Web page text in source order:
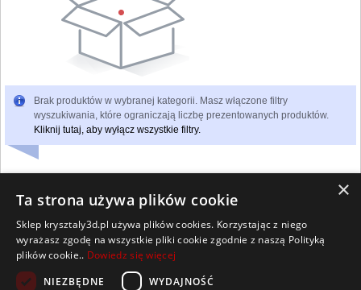
Brak produktów w wybranej kategorii. Masz włączone filtry
wyszukiwania, które ograniczają liczbę prezentowanych produktów.
Kliknij tutaj, aby wyłącz wszystkie filtry.
Wszelkie prawa zastrzeżone
Kontakt Współpraca Regulamin
Pomoc Strona główna
×
Ta strona używa plików cookie
Sklep krysztaly3d.pl używa plików cookies. Korzystając z niego
wyrażasz zgodę na wszystkie pliki cookie zgodnie z naszą Polityką
plików cookie.. Dowiedz się więcej
NIEZBĘDNE
WYDAJNOŚĆ